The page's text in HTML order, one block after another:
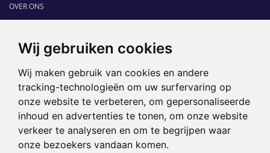
Wij gebruiken cookies
Wij maken gebruik van cookies en andere
tracking-technologieën om uw surfervaring op
onze website te verbeteren, om gepersonaliseerde
inhoud en advertenties te tonen, om onze website
verkeer te analyseren en om te begrijpen waar
onze bezoekers vandaan komen.
OVER ONS
COMMUNICATION PLATFORM
RUBRIEKEN
HOME
SECTORGIDS
JOBS
HAPPENING